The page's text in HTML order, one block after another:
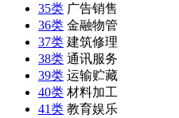
35类 广告销售
36类 金融物管
37类 建筑修理
38类 通讯服务
39类 运输贮藏
40类 材料加工
41类 教育娱乐